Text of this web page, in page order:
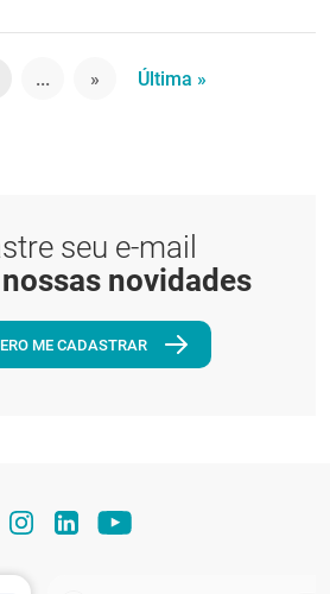
... » Última »
seu e-mail
novidades
ME CADASTRAR